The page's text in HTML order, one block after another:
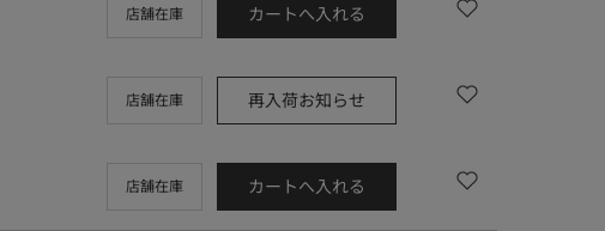
店舗在庫 カートへ入れる
店舗在庫 再入荷お知らせ
店舗在庫 カートへ入れる